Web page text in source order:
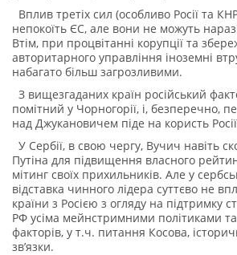
Вплив третіх сил (особливо Росії та
непокоїть ЄС, але вони не можуть
Втім, при процвітанні корупції та
авторитарного управління іноземні
набагато більш загрозливими.
З вищезгаданих країн російський
помітний у Чорногорії, і, безперечно,
над Джукановичем піде на користь
У Сербії, в свою чергу, Вучич навіть
Путіна для підвищення власного
мітинг своїх прихильників. Але у
відставка чинного лідера суттєво не
країни з Росією з огляду на підтримку
РФ усіма мейнстримними політиками
факторів, у т.ч. питання Косова,
зв’язки.